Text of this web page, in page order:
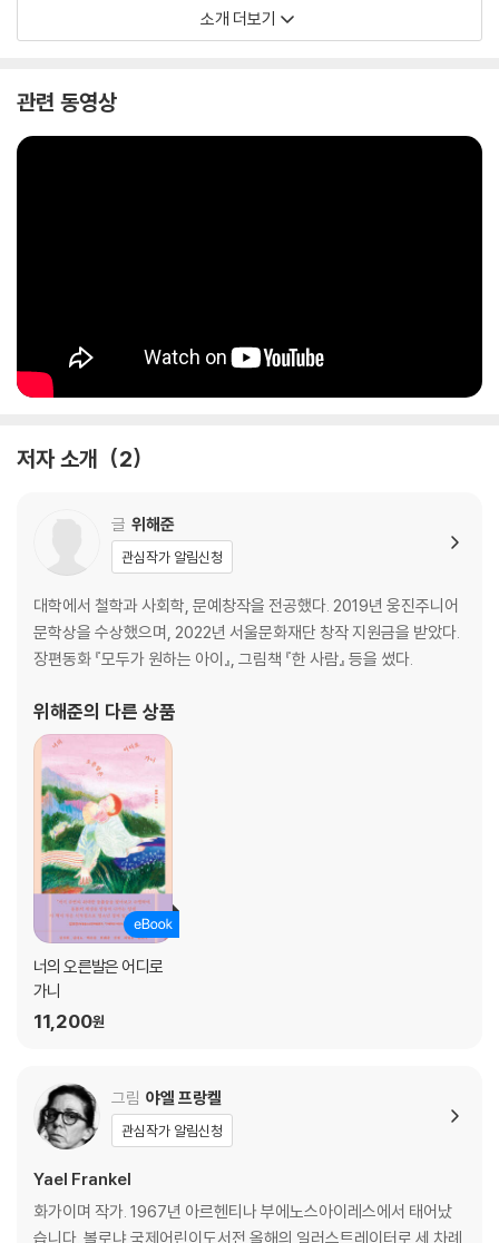
둘의 곁에는 한 사람이, 또 한 사람이, 또 한 사람이 선다.
외로운 한 사람은 이제 혼자가 아니다.
그리고 누군가의 곁에 서 줄 수 있는 다정한 한 사람으로 거듭난다.
소개 더보기
관련 동영상
저자 소개 2
글 위해준
관심작가 알림신청
대학에서 철학과 사회학, 문예창작을 전공했다. 2019년 웅진주니어
문학상을 수상했으며, 2022년 서울문화재단 창작 지원금을 받았다.
장편동화 『모두가 원하는 아이』, 그림책 『한 사람』 등을 썼다.
위해준의 다른 상품
너의 오른발은 어디로
가니
11,200원
그림 야엘 프랑켈
관심작가 알림신청
Yael Frankel
화가이며 작가. 1967년 아르헨티나 부에노스아이레스에서 태어났
습니다. 볼로냐 국제어린이도서전 올해의 일러스트레이터로 세 차례